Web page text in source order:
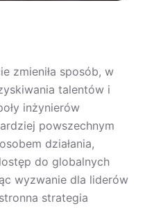
zmieniła sposób, w
talentów i
inżynierów
powszechnym
działania,
do globalnych
wyzwanie dla liderów
strategia